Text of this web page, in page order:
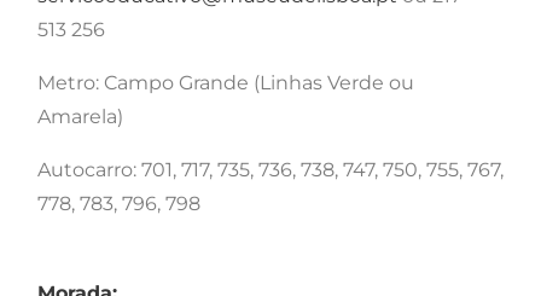
513 256
Metro: Campo Grande (Linhas Verde ou
Amarela)
Autocarro: 701, 717, 735, 736, 738, 747, 750, 755, 767,
778, 783, 796, 798